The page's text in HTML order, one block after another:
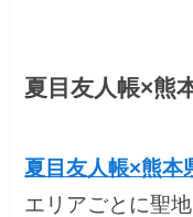
夏目友人帳×熊
夏目友人帳×熊
エリアごとに聖